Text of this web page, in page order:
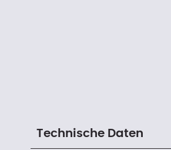
Technische Daten